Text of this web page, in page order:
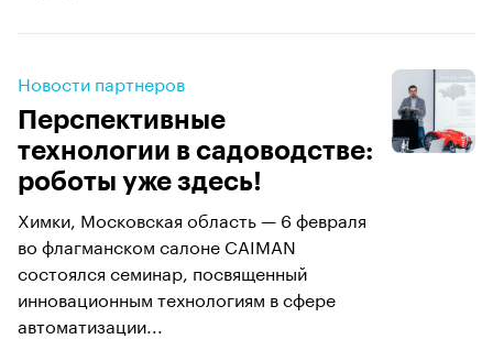
Новости партнеров
Перспективные
технологии в садоводстве:
роботы уже здесь!
Химки, Московская область — 6 февраля
во флагманском салоне CAIMAN
состоялся семинар, посвященный
инновационным технологиям в сфере
автоматизации...